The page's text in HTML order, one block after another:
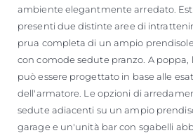
ambiente elegantmente arredato.
presenti due distinte aree di
prua completa di un ampio
con comode sedute pranzo. A poppa,
può essere progettato in base alle
dell'armatore. Le opzioni di
sedute adiacenti su un ampio
garage e un'unità bar con sgabelli